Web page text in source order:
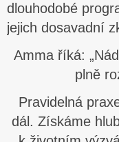
dlouhodobé
jejich dosavadní
Amma říká:
plně
Pravidelná
dál. Získáme